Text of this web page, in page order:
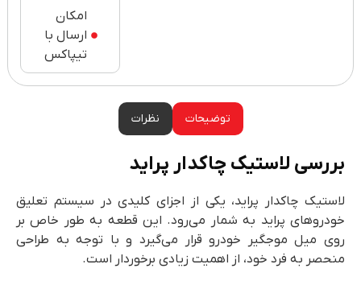
امکان
ارسال با
تیپاکس
توضیحات نظرات
بررسی لاستیک چاکدار پراید
لاستیک چاکدار پراید، یکی از اجزای کلیدی در سیستم تعلیق
خودروهای پراید به شمار می‌رود. این قطعه به طور خاص بر
روی میل موجگیر خودرو قرار می‌گیرد و با توجه به طراحی
منحصر به فرد خود، از اهمیت زیادی برخوردار است.